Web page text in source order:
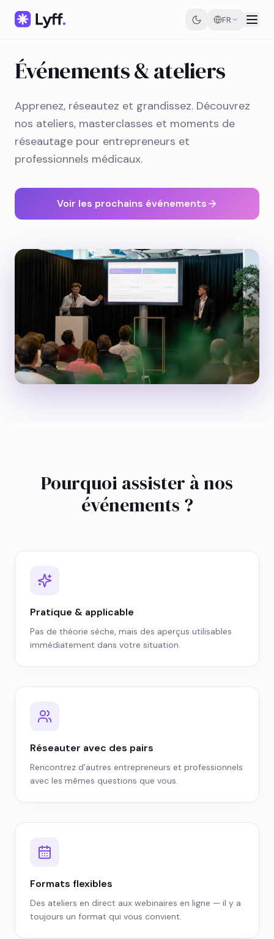
FR
Événements & ateliers
Apprenez, réseautez et grandissez. Découvrez
nos ateliers, masterclasses et moments de
réseautage pour entrepreneurs et
professionnels médicaux.
Voir les prochains événements
Pourquoi assister à nos
événements ?
Pratique & applicable
Pas de théorie sèche, mais des aperçus utilisables
immédiatement dans votre situation.
Réseauter avec des pairs
Rencontrez d'autres entrepreneurs et professionnels
avec les mêmes questions que vous.
Formats flexibles
Des ateliers en direct aux webinaires en ligne — il y a
toujours un format qui vous convient.